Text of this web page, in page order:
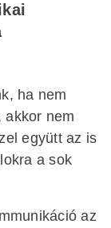
ha nem
akkor nem
együtt az is
a sok
az